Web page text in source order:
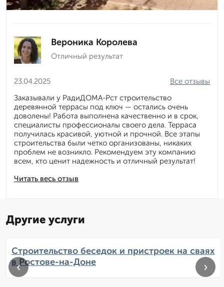
Вероника Королева
Отличный результат
23.04.2025
Читать весь отзыв
Все отзывы
Заказывали у РадиДОМА-Рст строительство
деревянной террасы под ключ — остались очень
доволены! Работа выполнена качественно и в срок,
специалисты профессионалы своего дела. Терраса
получилась красивой, уютной и прочной. Все этапы
строительства были четко организованы, никаких
проблем не возникло. Рекомендуем эту компанию
всем, кто ценит надежность и отличный результат!
Другие услуги
Строительство беседок и пристроек на сваях
в Ростове-на-Доне
‹ ›